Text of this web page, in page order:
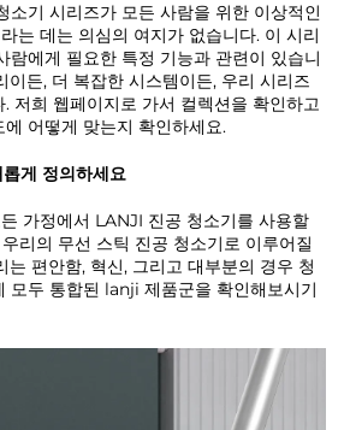
소기 시리즈가 모든 사람을 위한 이상적인
는 데는 의심의 여지가 없습니다. 이 시리
람에게 필요한 특정 기능과 관련이 있습니
이든, 더 복잡한 시스템이든, 우리 시리즈
저희 웹페이지로 가서 컬렉션을 확인하고
어떻게 맞는지 확인하세요.
게 정의하세요
가정에서 LANJI 진공 청소기를 사용할
리의 무선 스틱 진공 청소기로 이루어질
는 편안함, 혁신, 그리고 대부분의 경우 청
모두 통합된 lanji 제품군을 확인해보시기